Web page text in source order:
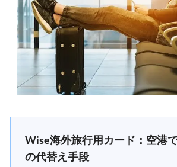
Wise海外旅行用カード：空港
の代替え手段